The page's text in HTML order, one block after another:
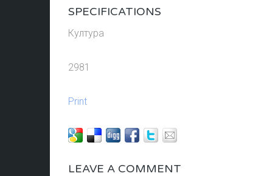
SPECIFICATIONS
Култура
2981
Print
LEAVE A COMMENT